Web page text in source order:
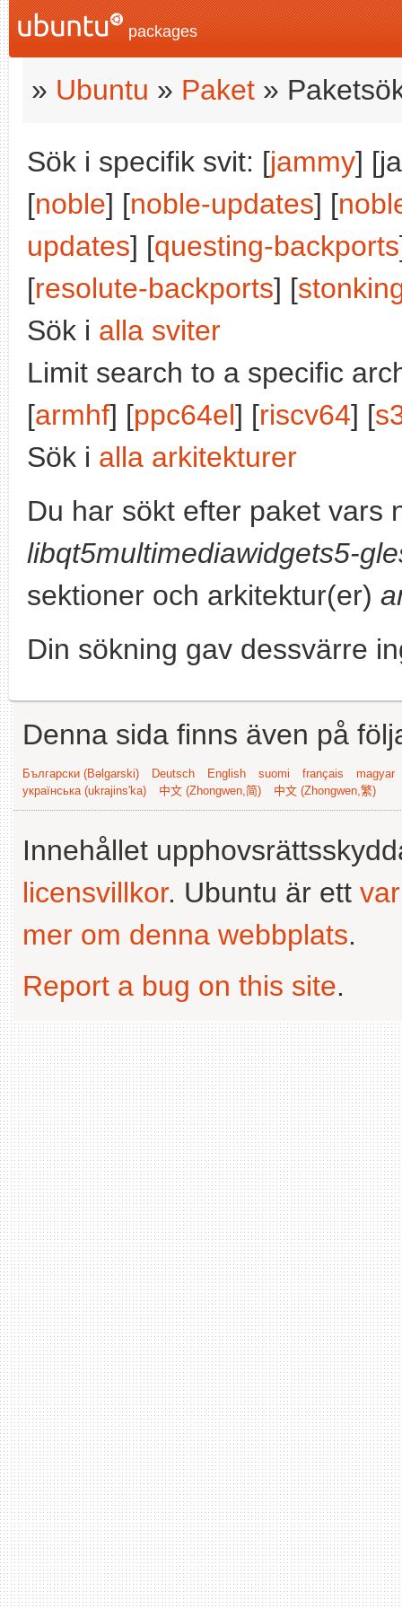
packages
» Ubuntu » Paket »
Sök i specifik svit: [jammy]
[noble] [noble-updates] [
updates] [questing-backports
[resolute-backports] [
Sök i alla sviter
Limit search to a specific
[armhf] [ppc64el] [riscv64] [
Sök i alla arkitekturer
Du har sökt efter paket vars
libqt5multimediawidgets5-
sektioner och arkitektur(er)
Din sökning gav dessvärre
Denna sida finns även på
Български (Bəlgarski) Deutsch English suomi français
magyar
українська (ukrajins'ka)
中文 (Zhongwen,简) 中文 (Zhongwen,繁)
Innehållet
licensvillkor. Ubuntu är ett
mer om denna webbplats.
Report a bug on this site.